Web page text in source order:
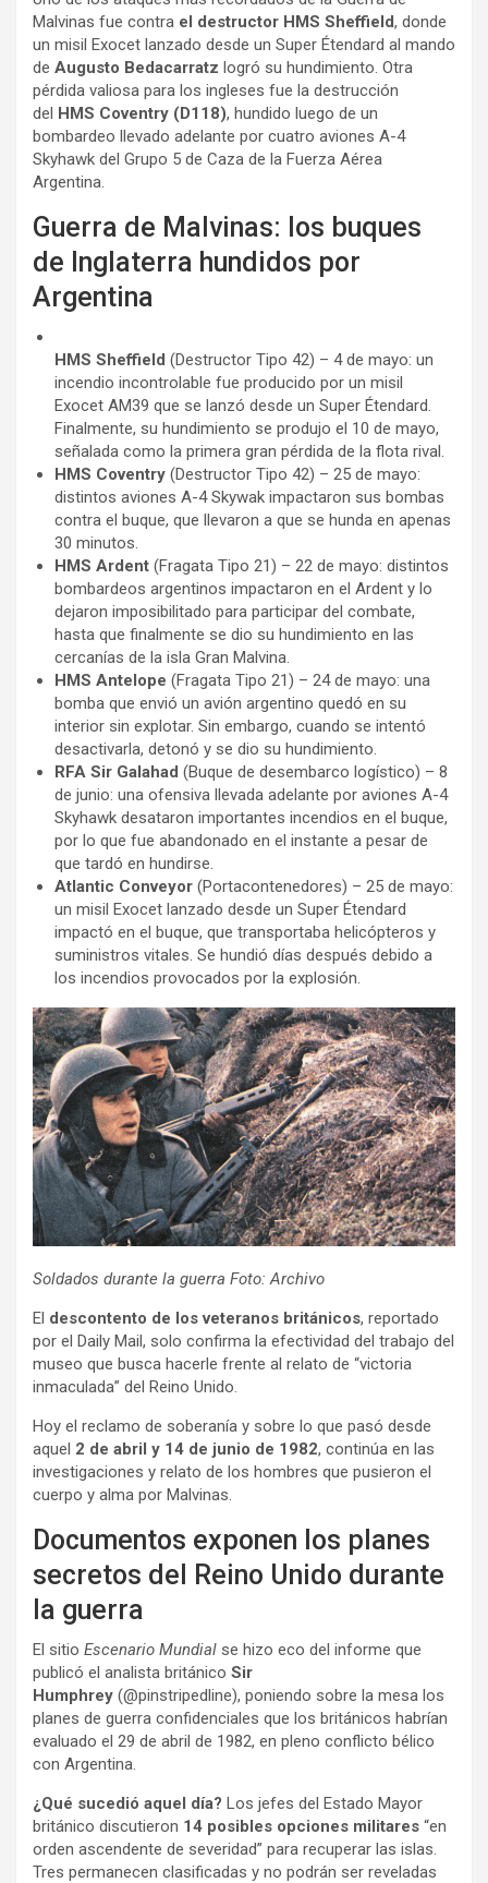
Malvinas fue contra el destructor HMS Sheffield, donde
un misil Exocet lanzado desde un Super Étendard al mando
de Augusto Bedacarratz logró su hundimiento. Otra
pérdida valiosa para los ingleses fue la destrucción
del HMS Coventry (D118), hundido luego de un
bombardeo llevado adelante por cuatro aviones A-4
Skyhawk del Grupo 5 de Caza de la Fuerza Aérea
Argentina.
Guerra de Malvinas: los buques
de Inglaterra hundidos por
Argentina
HMS Sheffield (Destructor Tipo 42) – 4 de mayo: un
incendio incontrolable fue producido por un misil
Exocet AM39 que se lanzó desde un Super Étendard.
Finalmente, su hundimiento se produjo el 10 de mayo,
señalada como la primera gran pérdida de la flota rival.
HMS Coventry (Destructor Tipo 42) – 25 de mayo:
distintos aviones A-4 Skywak impactaron sus bombas
contra el buque, que llevaron a que se hunda en apenas
30 minutos.
HMS Ardent (Fragata Tipo 21) – 22 de mayo: distintos
bombardeos argentinos impactaron en el Ardent y lo
dejaron imposibilitado para participar del combate,
hasta que finalmente se dio su hundimiento en las
cercanías de la isla Gran Malvina.
HMS Antelope (Fragata Tipo 21) – 24 de mayo: una
bomba que envió un avión argentino quedó en su
interior sin explotar. Sin embargo, cuando se intentó
desactivarla, detonó y se dio su hundimiento.
RFA Sir Galahad (Buque de desembarco logístico) – 8
de junio: una ofensiva llevada adelante por aviones A-4
Skyhawk desataron importantes incendios en el buque,
por lo que fue abandonado en el instante a pesar de
que tardó en hundirse.
Atlantic Conveyor (Portacontenedores) – 25 de mayo:
un misil Exocet lanzado desde un Super Étendard
impactó en el buque, que transportaba helicópteros y
suministros vitales. Se hundió días después debido a
los incendios provocados por la explosión.
Soldados durante la guerra Foto: Archivo
El descontento de los veteranos británicos, reportado
por el Daily Mail, solo confirma la efectividad del trabajo del
museo que busca hacerle frente al relato de “victoria
inmaculada” del Reino Unido.
Hoy el reclamo de soberanía y sobre lo que pasó desde
aquel 2 de abril y 14 de junio de 1982, continúa en las
investigaciones y relato de los hombres que pusieron el
cuerpo y alma por Malvinas.
Documentos exponen los planes
secretos del Reino Unido durante
la guerra
El sitio Escenario Mundial se hizo eco del informe que
publicó el analista británico Sir
Humphrey (@pinstripedline), poniendo sobre la mesa los
planes de guerra confidenciales que los británicos habrían
evaluado el 29 de abril de 1982, en pleno conflicto bélico
con Argentina.
¿Qué sucedió aquel día? Los jefes del Estado Mayor
británico discutieron 14 posibles opciones militares “en
orden ascendente de severidad” para recuperar las islas.
Tres permanecen clasificadas y no podrán ser reveladas